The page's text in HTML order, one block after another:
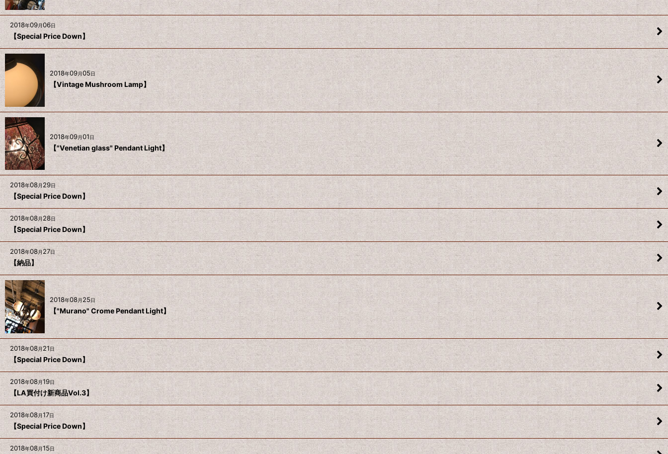
2018年09月06日
【Special Price Down】
2018年09月05日
【Vintage Mushroom Lamp】
2018年09月01日
【"Venetian glass" Pendant Light】
2018年08月 29日
【Special Price Down】
2018年08月28日
【Special Price Down】
2018年08月 27日
【納品】
2018年08月25日
【"Murano" Crome Pendant Light】
2018年08月 21日
【Special Price Down】
2018年08月19日
【LA買付け新商品Vol.3】
2018年08月17日
【Special Price Down】
2018年08月15日